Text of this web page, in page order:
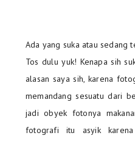
Ada yang suka atau
Tos dulu yuk! Kenapa sih
alasan saya sih, karena
memandang sesuatu dari
jadi obyek fotonya
fotografi itu asyik